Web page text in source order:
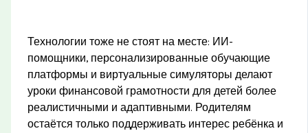
Технологии тоже не стоят на месте: ИИ-
помощники, персонализированные обучающие
платформы и виртуальные симуляторы делают
уроки финансовой грамотности для детей более
реалистичными и адаптивными. Родителям
остаётся только поддерживать интерес ребёнка и